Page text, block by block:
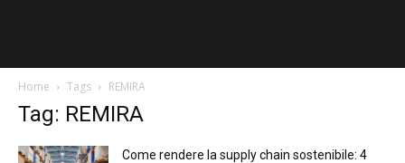
Home Tags REMIRA
Tag: REMIRA
Come rendere la supply chain sostenibile: 4